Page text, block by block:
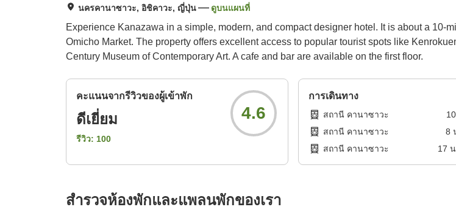
นครคานาซาวะ, อิชิคาวะ, ญี่ปุ่น ดูบนแผนที่
Experience Kanazawa in a simple, modern, and compact designer hotel. It is about a 10-
Omicho Market. The property offers excellent access to popular tourist spots like
Century Museum of Contemporary Art. A cafe and bar are available on the first floor.
คะแนนจากรีวิวของผู้เข้าพัก
ดีเยี่ยม
รีวิว: 100
4.6
การเดินทาง
สถานี คานาซาวะ 10
สถานี คานาซาวะ
8
สถานี คานาซาวะ
17
สำรวจห้องพักและแพลนพักของเรา